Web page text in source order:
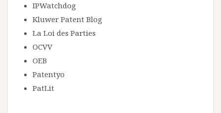
IPWatchdog
Kluwer Patent Blog
La Loi des Parties
OCVV
OEB
Patentyo
PatLit